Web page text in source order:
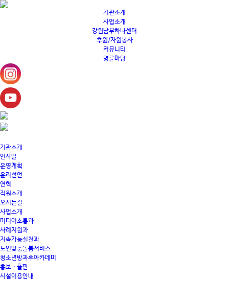
기관소개
사업소개
강원남부하나센터
후원/자원봉사
커뮤니티
명륜마당
기관소개
인사말
운영계획
윤리선언
연혁
직원소개
오시는길
사업소개
미디어소통과
사례지원과
지속가능실천과
노인맞춤돌봄서비스
청소년방과후아카데미
홍보 · 출판
시설이용안내